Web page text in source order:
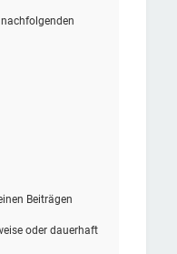
Beiträgen
oder dauerhaft